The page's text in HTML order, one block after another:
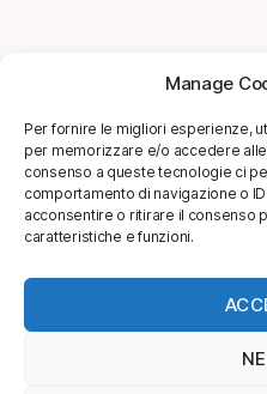
Manage
Per fornire le migliori esperienze,
per memorizzare e/o accedere
consenso a queste tecnologie ci
comportamento di navigazione o
acconsentire o ritirare il consenso
caratteristiche e funzioni.